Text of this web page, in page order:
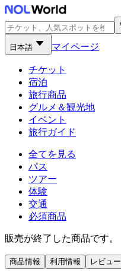
日本語 マイページ
チケット
宿泊
旅行商品
グルメ＆観光地
イベント
旅行ガイド
全てを見る
パス
ツアー
体験
交通
必須商品
販売が終了した商品です。
商品情報 利用情報 レビュー